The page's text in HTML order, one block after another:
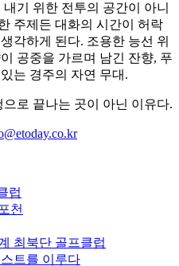
기 위한 전투의 공간이 아니
주제든 대화의 시간이 허락
각하게 된다. 조용한 능선 위
공중을 가르며 남긴 잔향, 푸
는 경주의 자연 무대.
로 끝나는 곳이 아닌 이유다.
럽
천
최북단 골프클럽
트를 이루다